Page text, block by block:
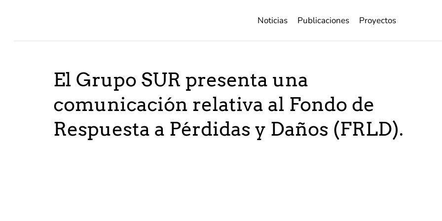
Noticias Publicaciones Proyectos
El Grupo SUR presenta una
comunicación relativa al Fondo de
Respuesta a Pérdidas y Daños (FRLD).